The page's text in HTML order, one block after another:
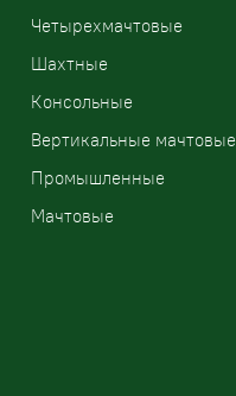
Четырехмачтовые
Шахтные
Консольные
Вертикальные мачтовые
Промышленные
Мачтовые